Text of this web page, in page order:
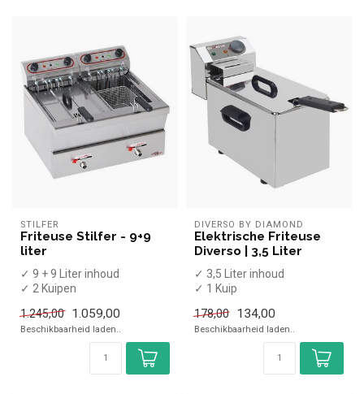
STILFER
Friteuse Stilfer - 9+9
liter
✓ 9 + 9 Liter inhoud
✓ 2 Kuipen
✓ Tafelmodel
✓ 2x 3,45 kW
1.245,00 1.059,00
Beschikbaarheid laden..
DIVERSO BY DIAMOND
Elektrische Friteuse
Diverso | 3,5 Liter
✓ 3,5 Liter inhoud
✓ 1 Kuip
✓ Tafelmodel
✓ 3 kW
178,00 134,00
Beschikbaarheid laden..